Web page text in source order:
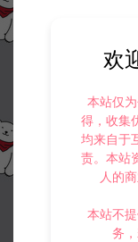
欢
本站仅
得，收集
均来自于
责。本站
人的
本站不
务